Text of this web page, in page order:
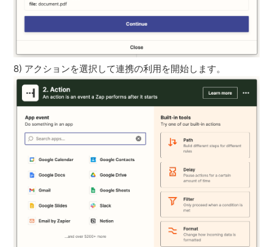
8) アクションを選択して連携の利用を開始します。